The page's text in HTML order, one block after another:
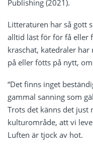
Publishing (2021).
Litteraturen har så gott
alltid läst för för få eller
kraschat, katedraler har
på eller fötts på nytt,
“Det finns inget
gammal sanning som
Trots det känns det just
kulturområde, att vi
Luften är tjock av hot.